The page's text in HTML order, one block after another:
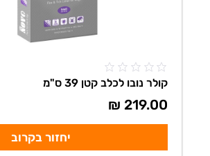
קולר נובו לכלב קטן 39 ס"מ
219.00
₪
יחזור בקרוב